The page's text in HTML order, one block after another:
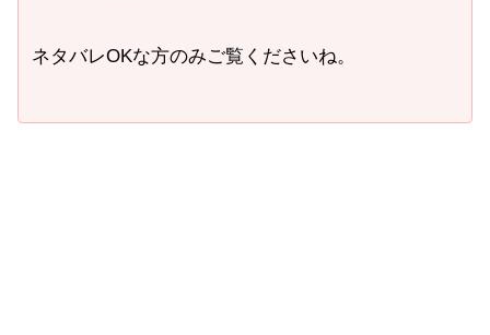
ネタバレOKな方のみご覧くださいね。